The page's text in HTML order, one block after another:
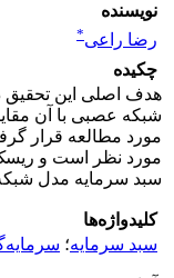
نویسنده
رضا راعی*
چکیده
هدف اصلی این تحقیق
شبکه عصبی با آن
مورد مطالعه قرار
مورد نظر است و ریسک
سبد سرمایه مدل
کلیدواژه‌ها
سبد سرمایه؛